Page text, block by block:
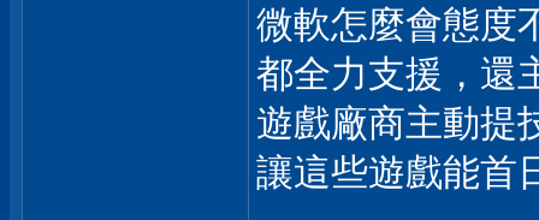
微軟怎麼會態度
都全力支援，還
遊戲廠商主動提
讓這些遊戲能首